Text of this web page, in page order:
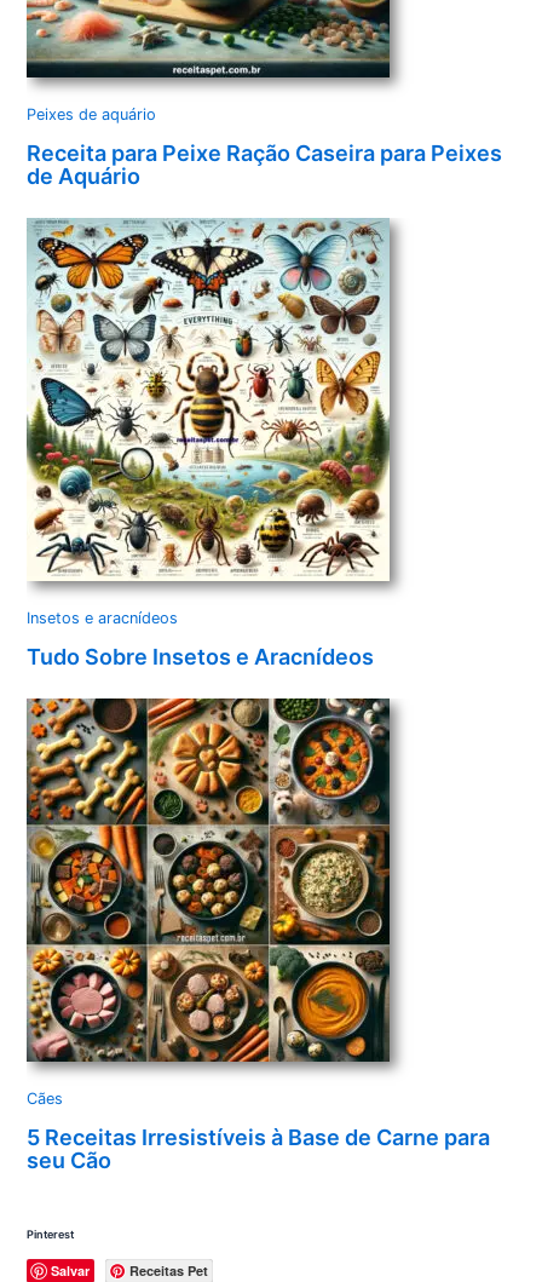
Peixes de aquário
Receita para Peixe Ração Caseira para Peixes
de Aquário
Insetos e aracnídeos
Tudo Sobre Insetos e Aracnídeos
Cães
5 Receitas Irresistíveis à Base de Carne para
seu Cão
Pinterest
Salvar Receitas Pet